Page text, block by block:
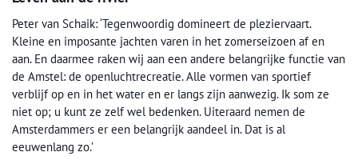
Peter van Schaik: ‘Tegenwoordig domineert de pleziervaart.
Kleine en imposante jachten varen in het zomerseizoen af en
aan. En daarmee raken wij aan een andere belangrijke functie van
de Amstel: de openluchtrecreatie. Alle vormen van sportief
verblijf op en in het water en er langs zijn aanwezig. Ik som ze
niet op; u kunt ze zelf wel bedenken. Uiteraard nemen de
Amsterdammers er een belangrijk aandeel in. Dat is al
eeuwenlang zo.’